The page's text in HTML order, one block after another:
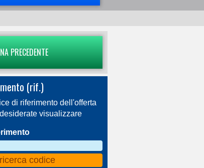
PRECEDENTE
(rif.)
di riferimento dell'offerta
visualizzare